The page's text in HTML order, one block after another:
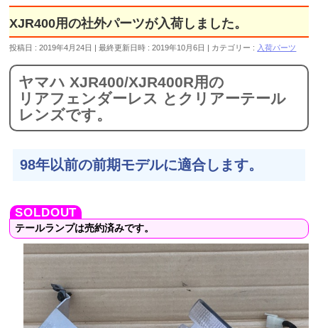
XJR400用の社外パーツが入荷しました。
投稿日 : 2019年4月24日 最終更新日時 : 2019年10月6日 カテゴリー : 入荷パーツ
ヤマハ XJR400/XJR400R用の
リアフェンダーレス とクリアーテール
レンズです。
98年以前の前期モデルに適合します。
テールランプは売約済みです。